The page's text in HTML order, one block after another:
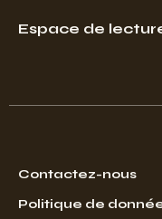
Espace de
Contactez-nous
Politique de